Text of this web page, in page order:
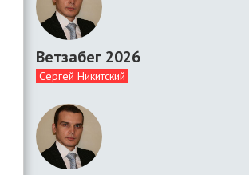
Ветзабег 2026
Сергей Никитский